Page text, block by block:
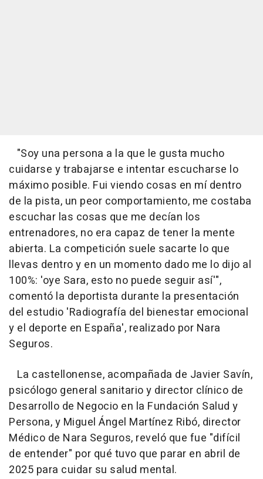
"Soy una persona a la que le gusta mucho
cuidarse y trabajarse e intentar escucharse lo
máximo posible. Fui viendo cosas en mí dentro
de la pista, un peor comportamiento, me costaba
escuchar las cosas que me decían los
entrenadores, no era capaz de tener la mente
abierta. La competición suele sacarte lo que
llevas dentro y en un momento dado me lo dijo al
100%: 'oye Sara, esto no puede seguir así'",
comentó la deportista durante la presentación
del estudio 'Radiografía del bienestar emocional
y el deporte en España', realizado por Nara
Seguros.
La castellonense, acompañada de Javier Savín,
psicólogo general sanitario y director clínico de
Desarrollo de Negocio en la Fundación Salud y
Persona, y Miguel Ángel Martínez Ribó, director
Médico de Nara Seguros, reveló que fue "difícil
de entender" por qué tuvo que parar en abril de
2025 para cuidar su salud mental.